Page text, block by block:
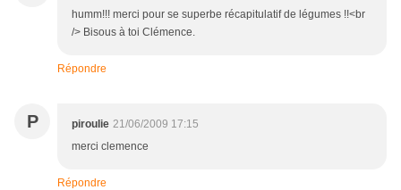
humm!!! merci pour se superbe récapitulatif de légumes !!<br
/> Bisous à toi Clémence.
Répondre
P piroulie 21/06/2009 17:15
merci clemence
Répondre